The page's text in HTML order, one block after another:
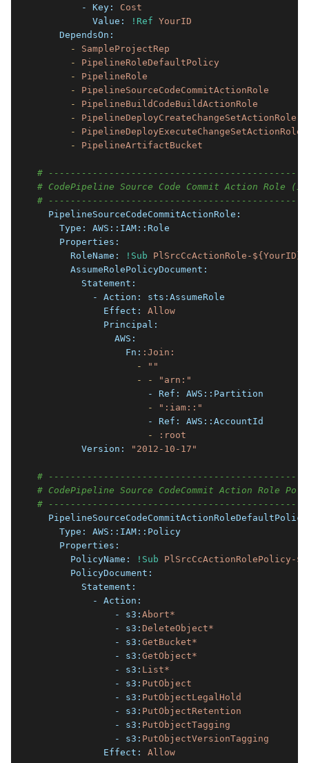
        - Key:
Cost
          Value:
!Ref
YourID
    DependsOn:
      -
SampleProjectRep
      -
PipelineRoleDefaultPolicy
      -
PipelineRole
      -
PipelineSourceCodeCommitActionRole
      -
PipelineBuildCodeBuildActionRole
      -
PipelineDeployCreateChangeSetActionRole
      -
PipelineDeployExecuteChangeSetActionRole
      -
PipelineArtifactBucket
#
# CodePipeline Source Code Commit Action Role
#
  PipelineSourceCodeCommitActionRole:
    Type:
AWS::IAM::Role
    Properties:
      RoleName:
!Sub
PlSrcCcActionRole-${YourID}
      AssumeRolePolicyDocument:
        Statement:
          - Action:
sts:AssumeRole
            Effect:
Allow
            Principal:
              AWS:
                Fn:
:Join:
                  -
""
                  -
-
"arn:"
                    - Ref:
AWS::Partition
                    -
":iam::"
                    - Ref:
AWS::AccountId
                    -
:root
        Version:
"2012-10-17"
#
# CodePipeline Source CodeCommit Action Role
#
    Type:
AWS::IAM::Policy
    Properties:
      PolicyName:
!Sub
PlSrcCcActionRolePolicy-
      PolicyDocument:
        Statement:
          - Action:
              - s3:
Abort*
              - s3:
DeleteObject*
              - s3:
GetBucket*
              - s3:
GetObject*
              - s3:
List*
              - s3:
PutObject
              - s3:
PutObjectLegalHold
              - s3:
PutObjectRetention
              - s3:
PutObjectTagging
              - s3:
PutObjectVersionTagging
            Effect:
Allow